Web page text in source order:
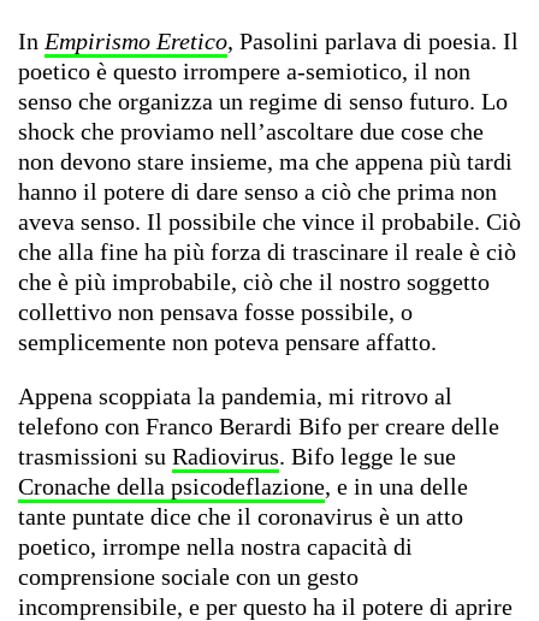
In Empirismo Eretico, Pasolini parlava di poesia. Il
poetico è questo irrompere a-semiotico, il non
senso che organizza un regime di senso futuro. Lo
shock che proviamo nell’ascoltare due cose che
non devono stare insieme, ma che appena più tardi
hanno il potere di dare senso a ciò che prima non
aveva senso. Il possibile che vince il probabile. Ciò
che alla fine ha più forza di trascinare il reale è ciò
che è più improbabile, ciò che il nostro soggetto
collettivo non pensava fosse possibile, o
semplicemente non poteva pensare affatto.
Appena scoppiata la pandemia, mi ritrovo al
telefono con Franco Berardi Bifo per creare delle
trasmissioni su Radiovirus. Bifo legge le sue
Cronache della psicodeflazione, e in una delle
tante puntate dice che il coronavirus è un atto
poetico, irrompe nella nostra capacità di
comprensione sociale con un gesto
incomprensibile, e per questo ha il potere di aprire